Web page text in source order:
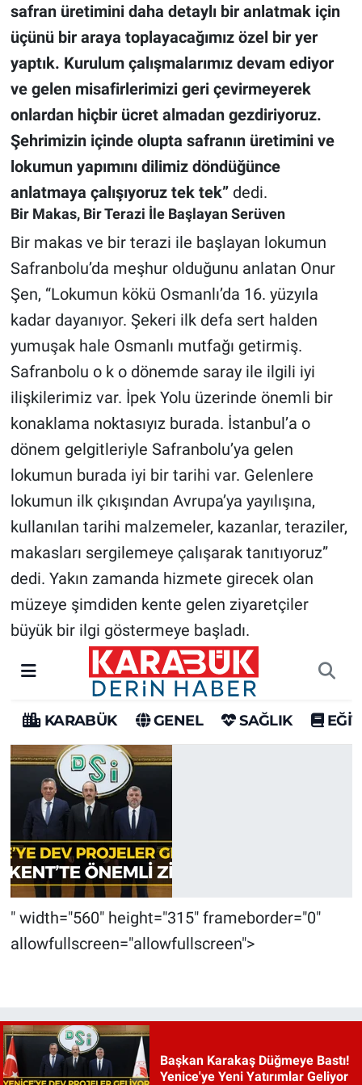
safran üretimini daha detaylı bir anlatmak için
üçünü bir araya toplayacağımız özel bir yer
yaptık. Kurulum çalışmalarımız devam ediyor
ve gelen misafirlerimizi geri çevirmeyerek
onlardan hiçbir ücret almadan gezdiriyoruz.
Şehrimizin içinde olupta safranın üretimini ve
lokumun yapımını dilimiz döndüğünce
anlatmaya çalışıyoruz tek tek”dedi.
Bir Makas, Bir Terazi İle Başlayan Serüven
Bir makas ve bir terazi ile başlayan lokumun
Safranbolu’da meşhur olduğunu anlatan Onur
Şen, “Lokumun kökü Osmanlı’da 16. yüzyıla
kadar dayanıyor. Şekeri ilk defa sert halden
yumuşak hale Osmanlı mutfağı getirmiş.
Safranbolu o k o dönemde saray ile ilgili iyi
ilişkilerimiz var. İpek Yolu üzerinde önemli bir
konaklama noktasıyız burada. İstanbul’a o
dönem gelgitleriyle Safranbolu’ya gelen
lokumun burada iyi bir tarihi var. Gelenlere
lokumun ilk çıkışından Avrupa’ya yayılışına,
kullanılan tarihi malzemeler, kazanlar, teraziler,
makasları sergilemeye çalışarak tanıtıyoruz”
dedi. Yakın zamanda hizmete girecek olan
müzeye şimdiden kente gelen ziyaretçiler
büyük bir ilgi göstermeye başladı.
" width="560" height="315" frameborder="0"
allowfullscreen="allowfullscreen">
Başkan Karakaş Düğmeye Bastı!
Yenice'ye Yeni Yatırımlar Geliyor